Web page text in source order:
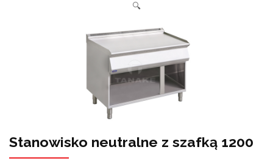
🔍
Stanowisko neutralne z szafką 1200